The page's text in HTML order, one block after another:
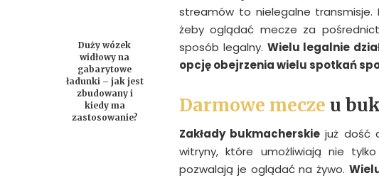
Duży wózek
widłowy na
gabarytowe
ładunki – jak jest
zbudowany i
kiedy ma
zastosowanie?
streamów to nielegalne
żeby oglądać mecze za
sposób legalny. Wielu legalnie
opcję obejrzenia wielu spotkań
Darmowe mecze u
Zakłady bukmacherskie już dość
witryny, które umożliwiają nie
pozwalają je oglądać na żywo.